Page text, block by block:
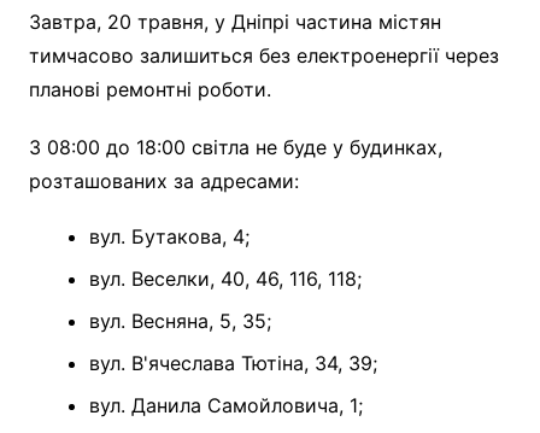
Завтра, 20 травня, у Дніпрі частина містян
тимчасово залишиться без електроенергії через
планові ремонтні роботи.
З 08:00 до 18:00 світла не буде у будинках,
розташованих за адресами:
вул. Бутакова, 4;
вул. Веселки, 40, 46, 116, 118;
вул. Весняна, 5, 35;
вул. В'ячеслава Тютіна, 34, 39;
вул. Данила Самойловича, 1;